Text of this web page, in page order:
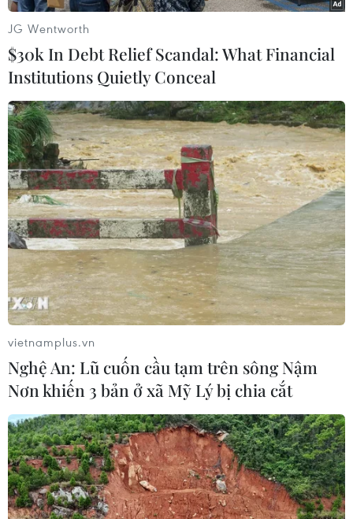
tích
01/08/2025 23:31
Lũ quét, sạt lở đất tại Điện Biên khiến 17 người thương
vong và mất tích, trong đó có 7 người chết, 7 người bị
thương và 3 người bị mất tích.
Mưa lũ làm 11 người chết và mất
tích ở Điện Biên
01/08/2025 12:02
Mưa lớn ở Điện Biên gây lũ quét, sạt lở, làm 3 người
chết, 8 mất tích, 128 nhà hư hại, nhiều bản bị cô lập,
JG Wentworth
$30k In Debt Relief Scandal: What Financial
Institutions Quietly Conceal
vietnamplus.vn
Nghệ An: Lũ cuốn cầu tạm trên sông Nậm
Nơn khiến 3 bản ở xã Mỹ Lý bị chia cắt